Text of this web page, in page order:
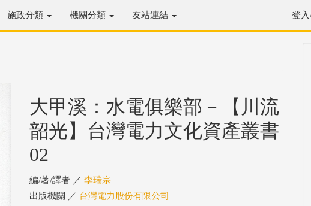
施政分類 機關分類 友站連結 登
大甲溪：水電俱樂部－【川流
韶光】台灣電力文化資產叢書
02
編/著/譯者 ／ 李瑞宗
出版機關 ／ 台灣電力股份有限公司